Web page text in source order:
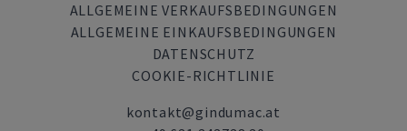
ALLGEMEINE VERKAUFSBEDINGUNGEN
ALLGEMEINE EINKAUFSBEDINGUNGEN
DATENSCHUTZ
COOKIE-RICHTLINIE
kontakt@gindumac.at